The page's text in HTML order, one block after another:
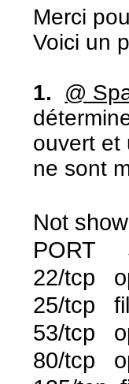
Merci
Voici un
1. @
ouvert et
ne sont
Not
PORT
22/tcp
25/tcp
53/tcp
80/tcp